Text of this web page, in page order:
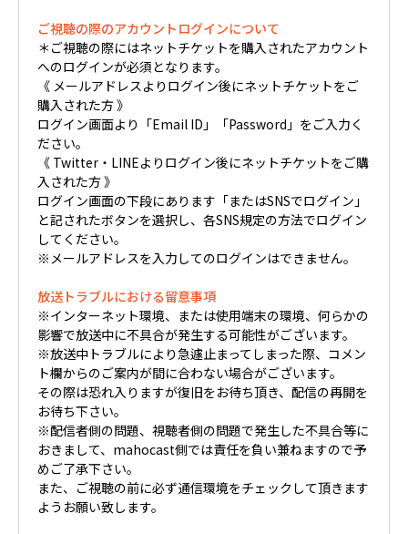
ご視聴の際のアカウントログインについて
＊ご視聴の際にはネットチケットを購入されたアカウント
へのログインが必須となります。
《 メールアドレスよりログイン後にネットチケットをご
購入された方 》
ログイン画面より「Email ID」「Password」をご入力く
ださい。
《 Twitter・LINEよりログイン後にネットチケットをご購
入された方 》
ログイン画面の下段にあります「またはSNSでログイン」
と記されたボタンを選択し、各SNS規定の方法でログイン
してください。
※メールアドレスを入力してのログインはできません。
放送トラブルにおける留意事項
※インターネット環境、または使用端末の環境、何らかの
影響で放送中に不具合が発生する可能性がございます。
※放送中トラブルにより急遽止まってしまった際、コメン
ト欄からのご案内が間に合わない場合がございます。
その際は恐れ入りますが復旧をお待ち頂き、配信の再開を
お待ち下さい。
※配信者側の問題、視聴者側の問題で発生した不具合等に
おきまして、mahocast側では責任を負い兼ねますので予
めご了承下さい。
また、ご視聴の前に必ず通信環境をチェックして頂きます
ようお願い致します。